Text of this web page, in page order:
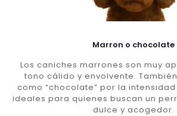
Marron o chocolate
Los caniches marrones son muy
tono cálido y envolvente.
como “chocolate” por la
ideales para quienes buscan un
dulce y acogedor.